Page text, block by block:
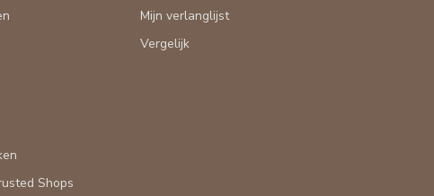
Shops
Mijn verlanglijst
Vergelijk